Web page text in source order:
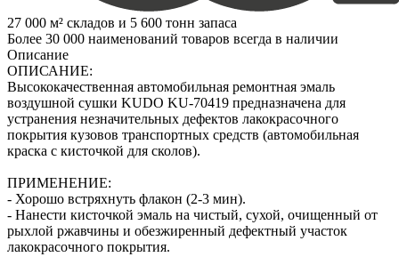
27 000 м² складов и 5 600 тонн запаса
Более 30 000 наименований товаров всегда в наличии
Описание
ОПИСАНИЕ:
Высококачественная автомобильная ремонтная эмаль
воздушной сушки KUDO KU-70419 предназначена для
устранения незначительных дефектов лакокрасочного
покрытия кузовов транспортных средств (автомобильная
краска с кисточкой для сколов).
ПРИМЕНЕНИЕ:
- Хорошо встряхнуть флакон (2‑3 мин).
- Нанести кисточкой эмаль на чистый, сухой, очищенный от
рыхлой ржавчины и обезжиренный дефектный участок
лакокрасочного покрытия.